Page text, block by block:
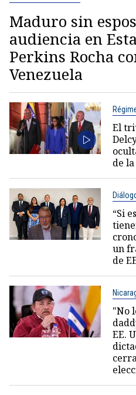
Maduro sin
audiencia en
Perkins Rocha
Venezuela
El
de
“Si
un
de
"No
EE.